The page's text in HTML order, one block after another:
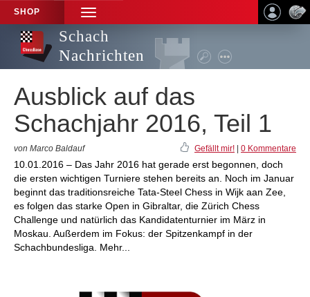
SHOP
TOGGLE
NAVIGATION
Schach
Nachrichten
Ausblick auf das
Schachjahr 2016, Teil 1
von Marco Baldauf Gefällt mir! 0 Kommentare
10.01.2016 – Das Jahr 2016 hat gerade erst begonnen, doch
die ersten wichtigen Turniere stehen bereits an. Noch im Januar
beginnt das traditionsreiche Tata-Steel Chess in Wijk aan Zee,
es folgen das starke Open in Gibraltar, die Zürich Chess
Challenge und natürlich das Kandidatenturnier im März in
Moskau. Außerdem im Fokus: der Spitzenkampf in der
Schachbundesliga. Mehr...